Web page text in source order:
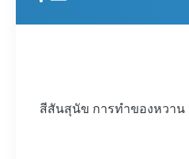
สีสันสุนัข การทําของหวาน